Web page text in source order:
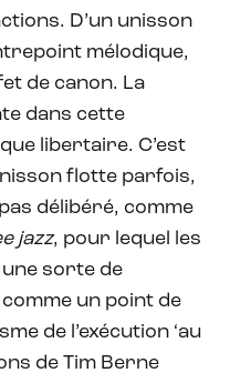
D’un unisson
mélodique,
de canon. La
dans cette
libertaire. C’est
flotte parfois,
délibéré, comme
jazz, pour lequel les
sorte de
un point de
de l’exécution ‘au
de Tim Berne